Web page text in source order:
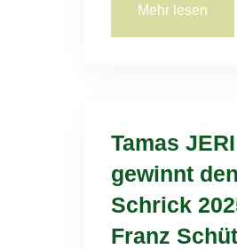
Mehr lesen
Tamas JERI
gewinnt
Schrick
Franz